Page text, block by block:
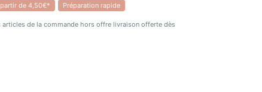
de 4,50€* Préparation rapide
de la commande hors offre livraison offerte dès